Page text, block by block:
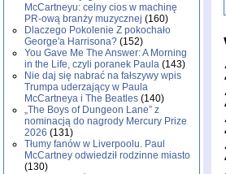
McCartneyu: celny cios w machinę
PR-ową branży muzycznej (160)
Dlaczego Pokolenie Z pokochało
George'a Harrisona? (152)
You Gave Me The Answer: A Morning
in the Life, czyli poranek Paula (143)
Nie daj się nabrać na fałszywy wpis
Trumpa uderzający w Paula
McCartneya i The Beatles (140)
„The Boys of Dungeon Lane” z
nominacją do nagrody Mercury Prize
2026 (131)
Tłumy fanów w Liverpoolu. Paul
McCartney odwiedził rodzinne miasto
(130)